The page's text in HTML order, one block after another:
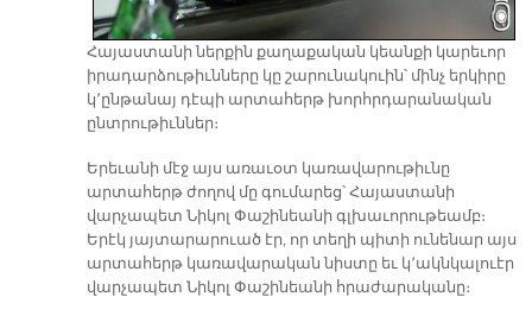
Հայաստանի ներքին քաղաքական կեանքի կարեւոր
իրադարձութիւնները կը շարունակուին՝ մինչ երկիրը
կ՚ընթանայ դէպի արտահերթ խորհրդարանական
ընտրութիւններ։
Երեւանի մէջ այս առաւօտ կառավարութիւնը
արտահերթ ժողով մը գումարեց՝ Հայաստանի
վարչապետ Նիկոլ Փաշինեանի գլխաւորութեամբ։
Երէկ յայտարարուած էր, որ տեղի պիտի ունենար այս
արտահերթ կառավարական նիստը եւ կ՚ակնկալուէր
վարչապետ Նիկոլ Փաշինեանի հրաժարականը։